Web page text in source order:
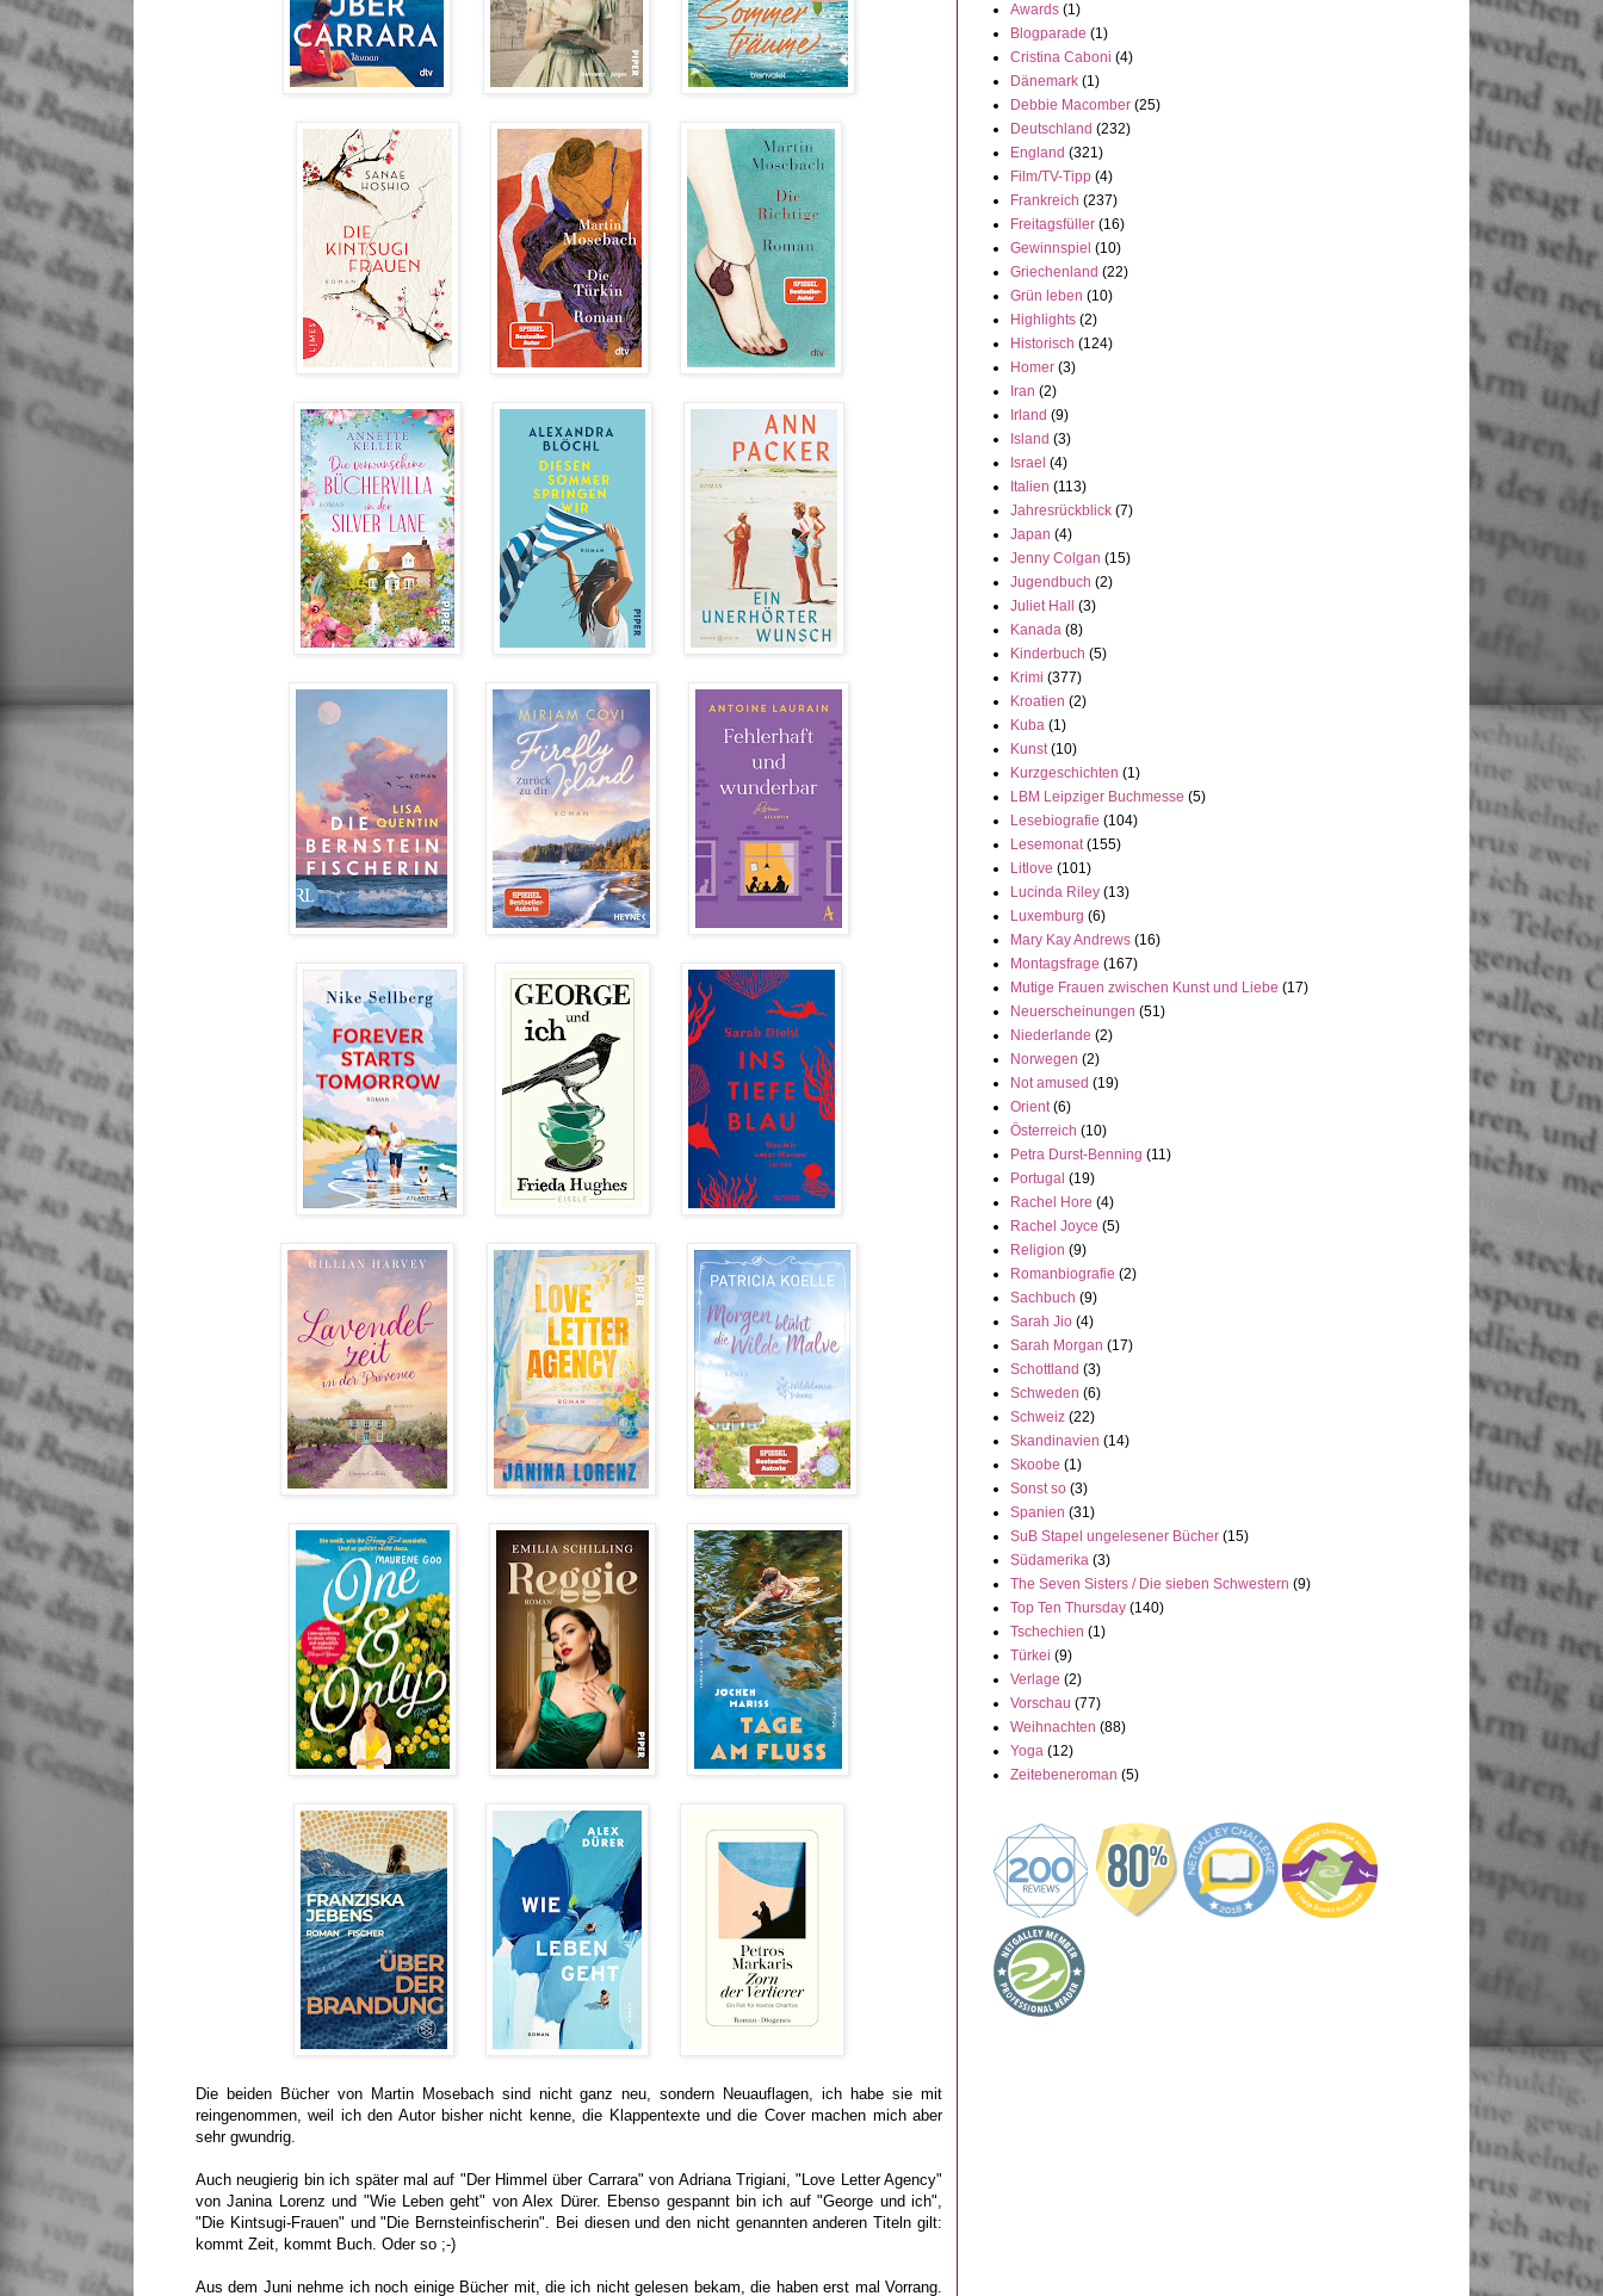
Die beiden Bücher von Martin Mosebach sind nicht ganz neu, sondern Neuauflagen, ich habe sie mit
reingenommen, weil ich den Autor bisher nicht kenne, die Klappentexte und die Cover machen mich aber
sehr gwundrig.
Auch neugierig bin ich später mal auf "Der Himmel über Carrara" von Adriana Trigiani, "Love Letter Agency"
von Janina Lorenz und "Wie Leben geht" von Alex Dürer. Ebenso gespannt bin ich auf "George und ich",
"Die Kintsugi-Frauen" und "Die Bernsteinfischerin". Bei diesen und den nicht genannten anderen Titeln gilt:
kommt Zeit, kommt Buch. Oder so ;-)
Aus dem Juni nehme ich noch einige Bücher mit, die ich nicht gelesen bekam, die haben erst mal Vorrang.
Awards (1)
Blogparade (1)
Cristina Caboni (4)
Dänemark (1)
Debbie Macomber (25)
Deutschland (232)
England (321)
Film/TV-Tipp (4)
Frankreich (237)
Freitagsfüller (16)
Gewinnspiel (10)
Griechenland (22)
Grün leben (10)
Highlights (2)
Historisch (124)
Homer (3)
Iran (2)
Irland (9)
Island (3)
Israel (4)
Italien (113)
Jahresrückblick (7)
Japan (4)
Jenny Colgan (15)
Jugendbuch (2)
Juliet Hall
(3)
Kanada (8)
Kinderbuch (5)
Krimi (377)
Kroatien (2)
Kuba (1)
Kunst (10)
Kurzgeschichten (1)
LBM Leipziger Buchmesse (5)
Lesebiografie (104)
Lesemonat (155)
Litlove (101)
Lucinda Riley (13)
Luxemburg (6)
Mary Kay Andrews (16)
Montagsfrage (167)
Mutige Frauen zwischen Kunst und Liebe (17)
Neuerscheinungen (51)
Niederlande (2)
Norwegen (2)
Not amused (19)
Orient (6)
Österreich (10)
Petra Durst-Benning (11)
Portugal (19)
Rachel Hore (4)
Rachel Joyce (5)
Religion (9)
Romanbiografie (2)
Sachbuch (9)
Sarah Jio (4)
Sarah Morgan (17)
Schottland (3)
Schweden (6)
Schweiz (22)
Skandinavien (14)
Skoobe (1)
Sonst so (3)
Spanien (31)
SuB Stapel ungelesener Bücher (15)
Südamerika (3)
The Seven Sisters / Die sieben Schwestern (9)
Top Ten Thursday (140)
Tschechien (1)
Türkei (9)
Verlage (2)
Vorschau (77)
Weihnachten (88)
Yoga (12)
Zeitebeneroman (5)